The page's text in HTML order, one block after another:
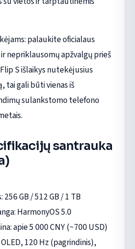
palaukite oficialaus
nepriklausomų apžvalgų prieš
S išlaikys nutekėjusius
tai gali būti vienas iš
sulankstomo telefono
santrauka
GB / 512 GB / 1 TB
HarmonyOS 5.0
apie 5 000 CNY (~700 USD)
OLED, 120 Hz (pagrindinis),